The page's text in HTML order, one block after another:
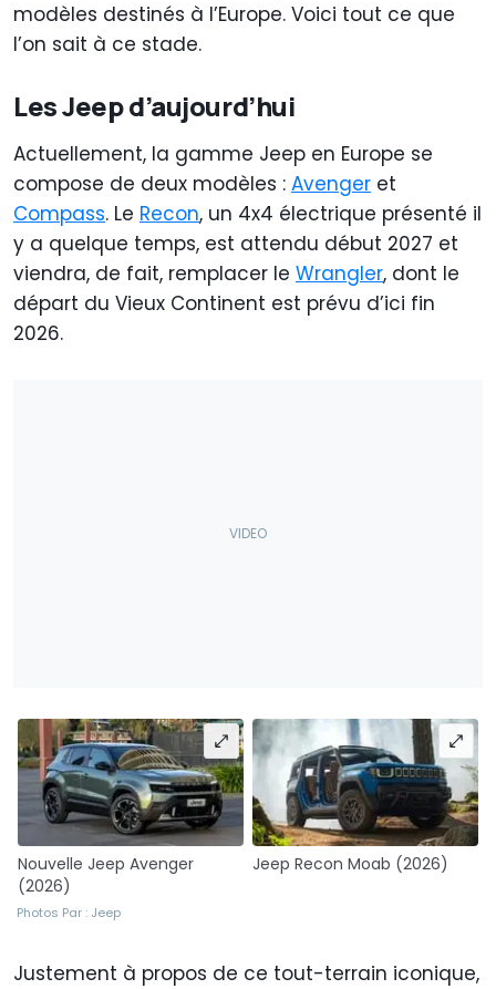
modèles destinés à l’Europe. Voici tout ce que
l’on sait à ce stade.
Les Jeep d’aujourd’hui
Actuellement, la gamme Jeep en Europe se
compose de deux modèles : Avenger et
Compass. Le Recon, un 4x4 électrique présenté il
y a quelque temps, est attendu début 2027 et
viendra, de fait, remplacer le Wrangler, dont le
départ du Vieux Continent est prévu d’ici fin
2026.
Nouvelle Jeep Avenger
(2026)
Jeep Recon Moab (2026)
Photos Par : Jeep
Justement à propos de ce tout-terrain iconique,